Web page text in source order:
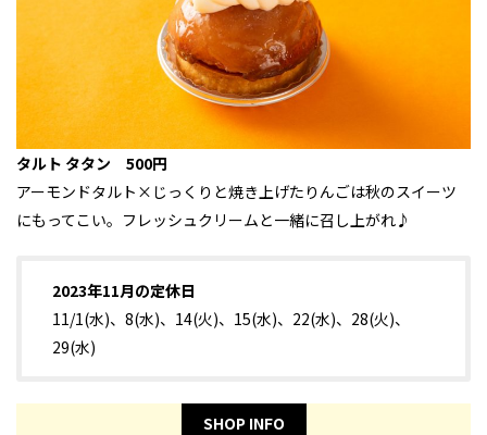
タルト タタン 500円
アーモンドタルト×じっくりと焼き上げたりんごは秋のスイーツ
にもってこい。フレッシュクリームと一緒に召し上がれ♪
2023年11月の定休日
11/1(水)、8(水)、14(火)、15(水)、22(水)、28(火)、
29(水)
SHOP INFO